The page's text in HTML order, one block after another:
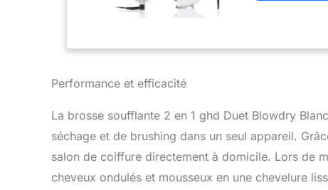
Performance et efficacité
La brosse soufflante 2 en 1 ghd Duet Blowdry
séchage et de brushing dans un seul appareil.
salon de coiffure directement à domicile. Lors de
cheveux ondulés et mousseux en une chevelure